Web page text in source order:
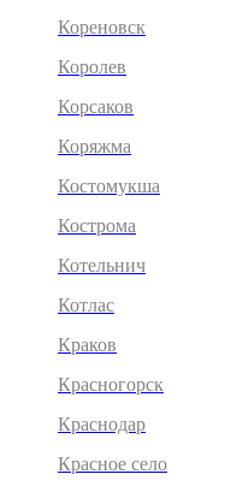
Кореновск
Королев
Корсаков
Коряжма
Костомукша
Кострома
Котельнич
Котлас
Краков
Красногорск
Краснодар
Красное село